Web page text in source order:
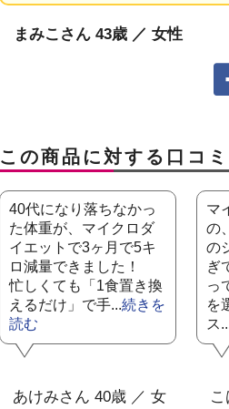
まみこさん 43歳 ／ 女性
この商品に対する口コ
40代になり落ちなかっ
た体重が、マイクロダ
イエットで3ヶ月で5キ
ロ減量できました！
忙しくても「1食置き換
えるだけ」で手...続きを
読む
あけみさん 40歳 ／ 女
マ
の
の
ぎ
っ
を
ス